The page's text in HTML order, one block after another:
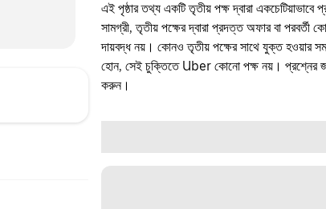
এই পৃষ্ঠার তথ্য একটি তৃতীয় পক্ষ দ্বারা
সামগ্রী, তৃতীয় পক্ষের দ্বারা প্রদত্ত অফার বা
দায়বদ্ধ নয়। কোনও তৃতীয় পক্ষের সাথে যুক্ত হওয়ার
হোন, সেই চুক্তিতে Uber কোনো পক্ষ নয়। প্রশ্নের
করুন।